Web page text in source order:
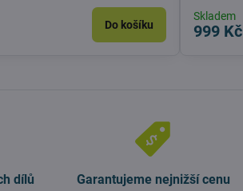
Do košíku
Skladem
999 Kč
dílů Garantujeme nejnižší cenu